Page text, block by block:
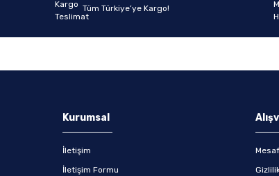
Tüm Türkiye’ye Kargo!
Kurumsal
İletişim
İletişim Formu